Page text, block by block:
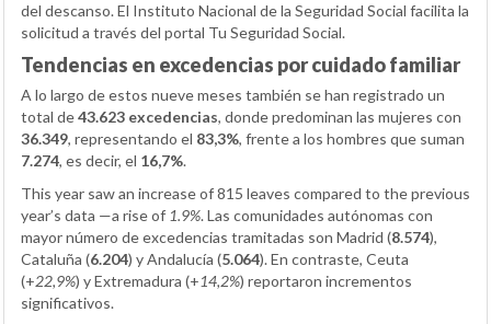
del descanso. El Instituto Nacional de la Seguridad Social facilita la
solicitud a través del portal Tu Seguridad Social.
Tendencias en excedencias por cuidado familiar
A lo largo de estos nueve meses también se han registrado un
total de43.623 excedencias, donde predominan las mujeres con
36.349, representando el 83,3%, frente a los hombres que suman
7.274, es decir, el 16,7%.
This year saw an increase of 815 leaves compared to the previous
year’s data —a rise of 1.9%. Las comunidades autónomas con
mayor número de excedencias tramitadas son Madrid (8.574),
Cataluña (6.204) y Andalucía (5.064). En contraste, Ceuta
(+22,9%) y Extremadura (+14,2%) reportaron incrementos
significativos.